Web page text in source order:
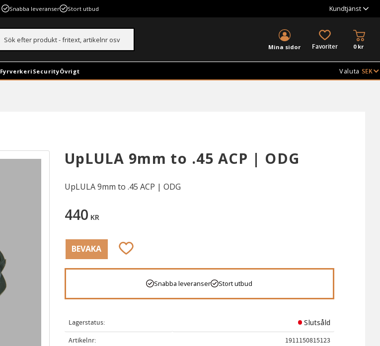
Snabba leveranser Stort utbud Kundtjänst
Mina sidor FAVORITER 0kr
Fyrverkeri SecurityÖvrigt Valuta
UpLULA 9mm to .45 ACP | ODG
UpLULA 9mm to .45 ACP | ODG
440 KR
Lägg till i favoriter
BEVAKA
Snabba leveranser Stort utbud
Lagerstatus
Slutsåld
Artikelnr
1911150815123